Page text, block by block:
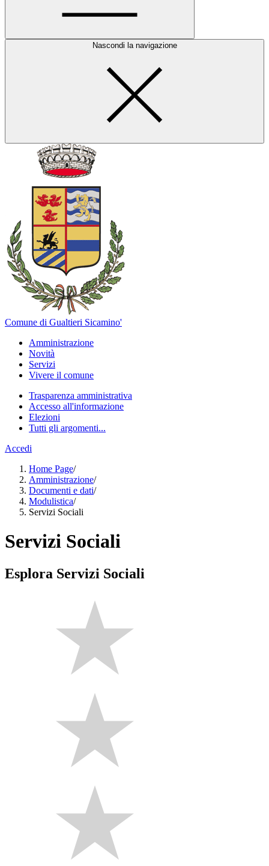
Nascondi la navigazione
Comune di Gualtieri Sicamino'
Amministrazione
Novità
Servizi
Vivere il comune
Trasparenza amministrativa
Accesso all'informazione
Elezioni
Tutti gli argomenti...
Accedi
Home Page/
Amministrazione/
Documenti e dati/
Modulistica/
Servizi Sociali
Servizi Sociali
Esplora Servizi Sociali